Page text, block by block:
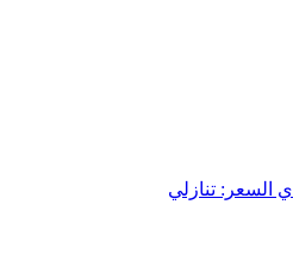
السعر: تنازلي